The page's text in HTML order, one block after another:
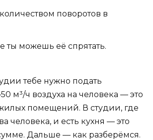
поворотов в
ты можешь её спрятать.
тебе нужно подать
м³/ч воздуха на человека — это
помещений. В студии, где
человека, и есть кухня — это
Дальше — как разберёмся.